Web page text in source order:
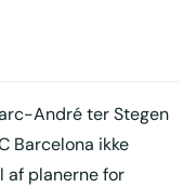
André ter Stegen
Barcelona ikke
af planerne for